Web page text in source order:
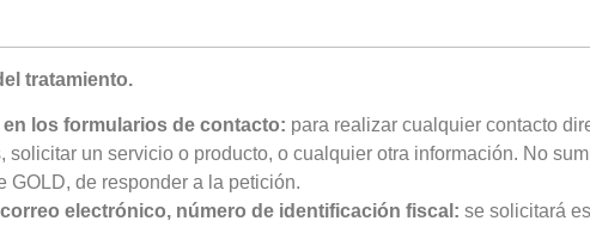
tratamiento.
los formularios de contacto: para realizar cualquier contacto
solicitar un servicio o producto, o cualquier otra información. No
GOLD, de responder a la petición.
electrónico, número de identificación fiscal: se solicitará